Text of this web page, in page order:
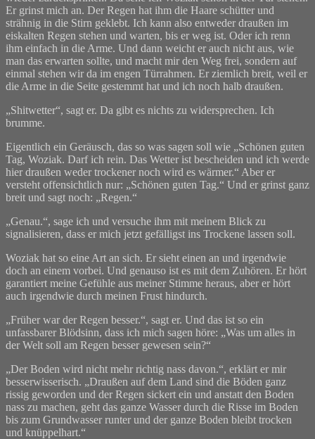
Er grinst mich an. Der Regen hat ihm die Haare schütter und
strähnig in die Stirn geklebt. Ich kann also entweder draußen im
eiskalten Regen stehen und warten, bis er weg ist. Oder ich renn
ihm einfach in die Arme. Und dann weicht er auch nicht aus, wie
man das erwarten sollte, und macht mir den Weg frei, sondern auf
einmal stehen wir da im engen Türrahmen. Er ziemlich breit, weil er
die Arme in die Seite gestemmt hat und ich noch halb draußen.
„Shitwetter“, sagt er. Da gibt es nichts zu widersprechen. Ich
brumme.
Eigentlich ein Geräusch, das so was sagen soll wie „Schönen guten
Tag, Woziak. Darf ich rein. Das Wetter ist bescheiden und ich werde
hier draußen weder trockener noch wird es wärmer.“ Aber er
versteht offensichtlich nur: „Schönen guten Tag.“ Und er grinst ganz
breit und sagt noch: „Regen.“
„Genau.“, sage ich und versuche ihm mit meinem Blick zu
signalisieren, dass er mich jetzt gefälligst ins Trockene lassen soll.
Woziak hat so eine Art an sich. Er sieht einen an und irgendwie
doch an einem vorbei. Und genauso ist es mit dem Zuhören. Er hört
garantiert meine Gefühle aus meiner Stimme heraus, aber er hört
auch irgendwie durch meinen Frust hindurch.
„Früher war der Regen besser.“, sagt er. Und das ist so ein
unfassbarer Blödsinn, dass ich mich sagen höre: „Was um alles in
der Welt soll am Regen besser gewesen sein?“
„Der Boden wird nicht mehr richtig nass davon.“, erklärt er mir
besserwisserisch. „Draußen auf dem Land sind die Böden ganz
rissig geworden und der Regen sickert ein und anstatt den Boden
nass zu machen, geht das ganze Wasser durch die Risse im Boden
bis zum Grundwasser runter und der ganze Boden bleibt trocken
und knüppelhart.“